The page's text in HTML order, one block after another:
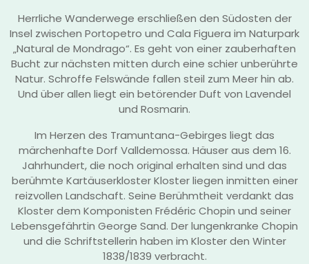
Herrliche Wanderwege erschließen den Südosten der
Insel zwischen Portopetro und Cala Figuera im Naturpark
„Natural de Mondrago“. Es geht von einer zauberhaften
Bucht zur nächsten mitten durch eine schier unberührte
Natur. Schroffe Felswände fallen steil zum Meer hin ab.
Und über allen liegt ein betörender Duft von Lavendel
und Rosmarin.
Im Herzen des Tramuntana-Gebirges liegt das
märchenhafte Dorf Valldemossa. Häuser aus dem 16.
Jahrhundert, die noch original erhalten sind und das
berühmte Kartäuserkloster Kloster liegen inmitten einer
reizvollen Landschaft. Seine Berühmtheit verdankt das
Kloster dem Komponisten Frédéric Chopin und seiner
Lebensgefährtin George Sand. Der lungenkranke Chopin
und die Schriftstellerin haben im Kloster den Winter
1838/1839 verbracht.